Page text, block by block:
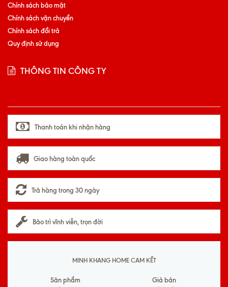
Chính sách bảo mật
Chính sách vận chuyển
Chính sách đổi trả
Quy định sử dụng
THÔNG TIN CÔNG TY
Thanh toán khi nhận hàng
Giao hàng toàn quốc
Trả hàng trong 30 ngày
Bảo trì vĩnh viễn, trọn đời
MINH KHANG HOME CAM KẾT
Sản phẩm
Giá bán